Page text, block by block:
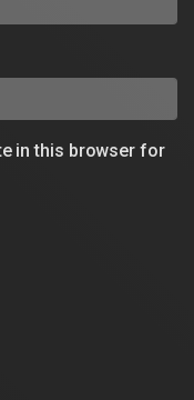
in this browser for